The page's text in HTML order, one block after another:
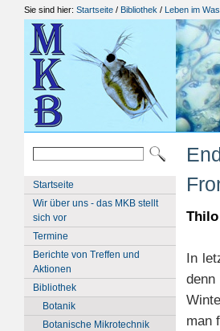
Sie sind hier: Startseite / Bibliothek / Leben im
Startseite
Wir über uns - das MKB stellt
sich vor
Termine
Berichte von Treffen und
Aktionen
Bibliothek
Botanik
Botanische Mikrotechnik
Thilo
In
man